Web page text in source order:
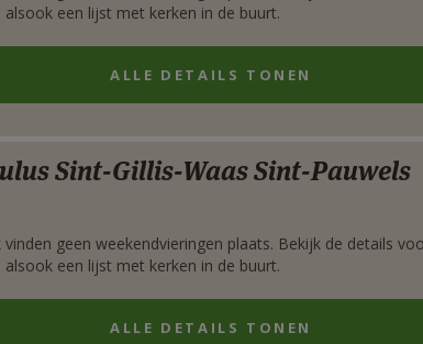
alsook een lijst met kerken in de buurt.
ALLE DETAILS TONEN
Sint-Gillis-Waas Sint-Pauwels
vinden geen weekendvieringen plaats. Bekijk de details
alsook een lijst met kerken in de buurt.
ALLE DETAILS TONEN